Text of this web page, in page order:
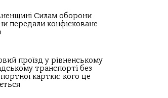
Силам оборони
передали конфісковане
проїзд у рівненському
транспорті без
картки: кого це